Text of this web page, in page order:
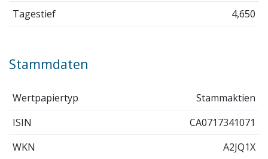
Tagestief
4,650
Stammdaten
Wertpapiertyp
Stammaktien
ISIN
CA0717341071
WKN
A2JQ1X